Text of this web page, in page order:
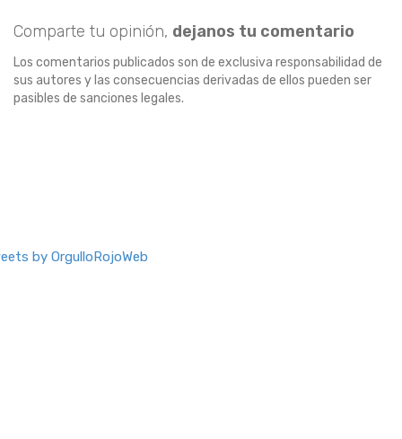
Comparte tu opinión, dejanos tu comentario
Los comentarios publicados son de exclusiva responsabilidad de
sus autores y las consecuencias derivadas de ellos pueden ser
pasibles de sanciones legales.
by OrgulloRojoWeb